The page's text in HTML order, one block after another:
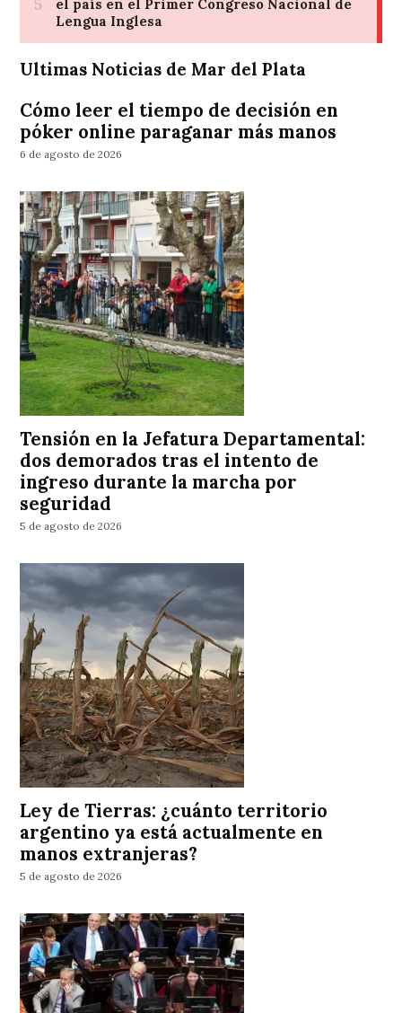
Ultimas Noticias de Mar del Plata
Cómo leer el tiempo de decisión en
póker online paraganar más manos
6 de agosto de 2026
Tensión en la Jefatura Departamental:
dos demorados tras el intento de
ingreso durante la marcha por
seguridad
5 de agosto de 2026
Ley de Tierras: ¿cuánto territorio
argentino ya está actualmente en
manos extranjeras?
5 de agosto de 2026